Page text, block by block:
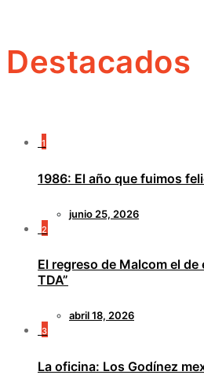
Destacados
1
1986: El año que fuimos
junio 25, 2026
2
El regreso de Malcom el de
TDA”
abril 18, 2026
3
La oficina: Los Godínez